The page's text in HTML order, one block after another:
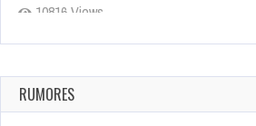
10816 Views
La configuración de Call of Duty
Ago 8, 2021
10001 Views
RUMORES